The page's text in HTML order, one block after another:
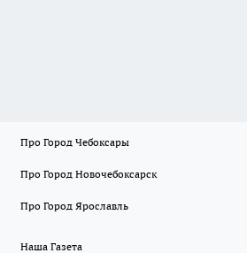
Про Город Чебоксары
Про Город Новочебоксарск
Про Город Ярославль
Наша Газета